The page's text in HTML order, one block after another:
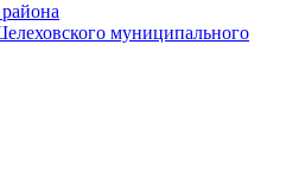
муниципального